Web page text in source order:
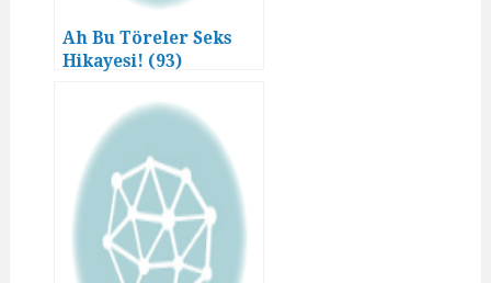
Ah Bu Töreler Seks
Hikayesi! (93)